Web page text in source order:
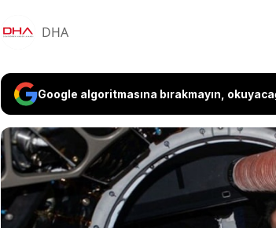
DHA
Google algoritmasına bırakmayın,